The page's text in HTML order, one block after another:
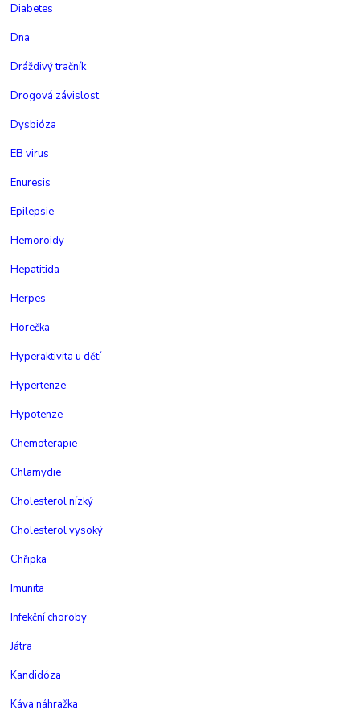
Diabetes
Dna
Dráždivý tračník
Drogová závislost
Dysbióza
EB virus
Enuresis
Epilepsie
Hemoroidy
Hepatitida
Herpes
Horečka
Hyperaktivita u dětí
Hypertenze
Hypotenze
Chemoterapie
Chlamydie
Cholesterol nízký
Cholesterol vysoký
Chřipka
Imunita
Infekční choroby
Játra
Kandidóza
Káva náhražka